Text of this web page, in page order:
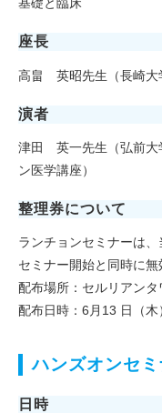
座長
高畠 英昭先生（長崎大
演者
津田 英一先生（弘前大
ン医学講座）
整理券について
ランチョンセミナーは
セミナー開始と同時に無
配布場所：セルリアン
配布日時：6月13 日（
ハンズオンセミ
日時